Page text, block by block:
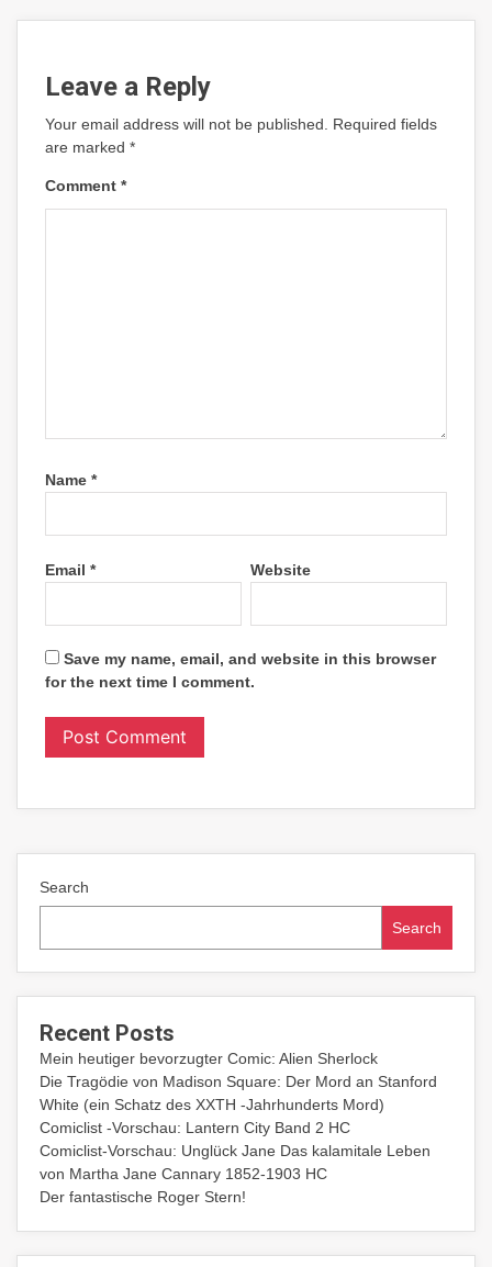
Leave a Reply
Your email address will not be published.
Required fields
are marked *
Comment *
Name *
Email * Website
Save my name, email, and website in this browser
for the next time I comment.
Search
Search
Recent Posts
Mein heutiger bevorzugter Comic: Alien Sherlock
Die Tragödie von Madison Square: Der Mord an Stanford
White (ein Schatz des XXTH -Jahrhunderts Mord)
Comiclist -Vorschau: Lantern City Band 2 HC
Comiclist-Vorschau: Unglück Jane Das kalamitale Leben
von Martha Jane Cannary 1852-1903 HC
Der fantastische Roger Stern!